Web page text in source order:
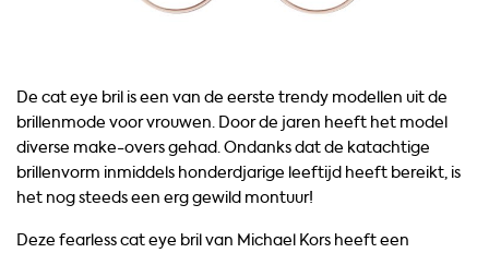
De cat eye bril is een van de eerste trendy modellen uit de
brillenmode voor vrouwen. Door de jaren heeft het model
diverse make-overs gehad. Ondanks dat de katachtige
brillenvorm inmiddels honderdjarige leeftijd heeft bereikt, is
het nog steeds een erg gewild montuur!
Deze fearless cat eye bril van Michael Kors heeft een